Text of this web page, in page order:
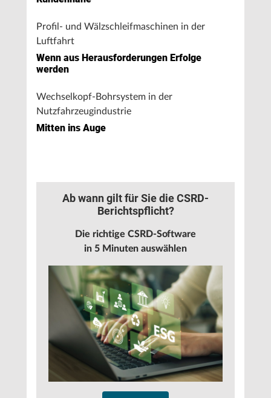
Profil- und Wälzschleifmaschinen in der
Luftfahrt
Wenn aus Herausforderungen Erfolge
werden
Wechselkopf-Bohrsystem in der
Nutzfahrzeugindustrie
Mitten ins Auge
Ab wann gilt für Sie die CSRD-
Berichtspflicht?
Die richtige CSRD-Software
in 5 Minuten auswählen